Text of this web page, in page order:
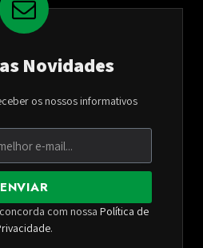
Novidades
os nossos informativos
ENVIAR
com nossa Política de
.